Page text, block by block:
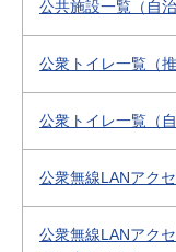
公共施設一覧（自
公衆トイレ一覧（
公衆トイレ一覧（
公衆無線LANアク
公衆無線LANアク